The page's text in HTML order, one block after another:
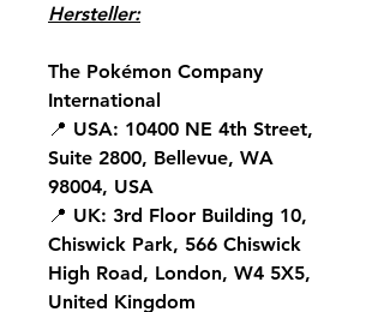
Hersteller:
The Pokémon Company
International
📍 USA: 10400 NE 4th Street,
Suite 2800, Bellevue, WA
98004, USA
📍 UK: 3rd Floor Building 10,
Chiswick Park, 566 Chiswick
High Road, London, W4 5X5,
United Kingdom